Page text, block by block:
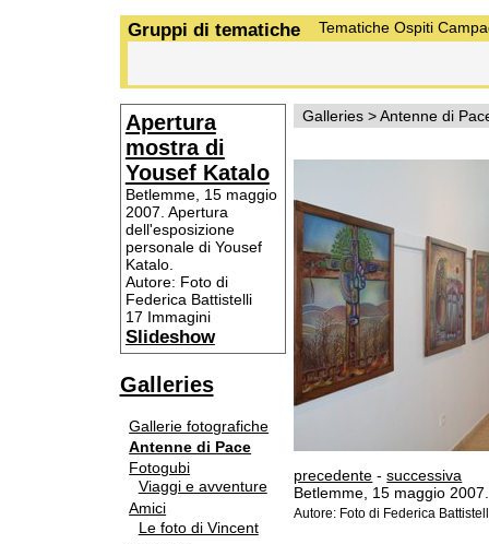
Gruppi di tematiche Tematiche Ospiti
Apertura
mostra di
Yousef Katalo
Betlemme, 15 maggio
2007. Apertura
dell'esposizione
personale di Yousef
Katalo.
Autore: Foto di
Federica Battistelli
17 Immagini
Slideshow
Galleries
Gallerie fotografiche
Antenne di Pace
Fotogubi
Viaggi e avventure
Amici
Le foto di Vincent
Galleries>Antenne di
precedente -successiva
Betlemme, 15 maggio
Autore: Foto di Federica